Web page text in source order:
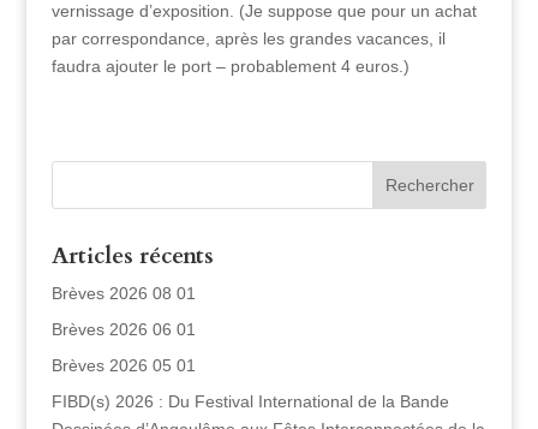
vernissage d’exposition. (Je suppose que pour un achat
par correspondance, après les grandes vacances, il
faudra ajouter le port – probablement 4 euros.)
Articles récents
Brèves 2026 08 01
Brèves 2026 06 01
Brèves 2026 05 01
FIBD(s) 2026 : Du Festival International de la Bande